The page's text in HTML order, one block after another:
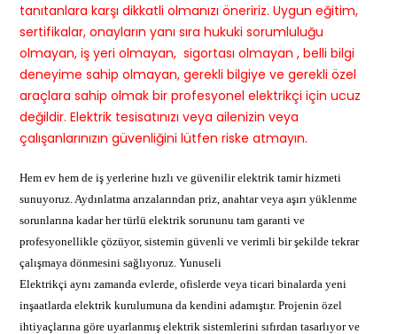
tanıtanlara karşı dikkatli olmanızı öneririz. Uygun eğitim,
sertifikalar, onayların yanı sıra hukuki sorumluluğu
olmayan, iş yeri olmayan, sigortası olmayan , belli bilgi
deneyime sahip olmayan, gerekli bilgiye ve gerekli özel
araçlara sahip olmak bir profesyonel elektrikçi için ucuz
değildir. Elektrik tesisatınızı veya ailenizin veya
çalışanlarınızın güvenliğini lütfen riske atmayın.
Hem ev hem de iş yerlerine hızlı ve güvenilir elektrik tamir hizmeti
sunuyoruz. Aydınlatma arızalarından priz, anahtar veya aşırı yüklenme
sorunlarına kadar her türlü elektrik sorununu tam garanti ve
profesyonellikle çözüyor, sistemin güvenli ve verimli bir şekilde tekrar
çalışmaya dönmesini sağlıyoruz. Yunuseli
Elektrikçi aynı zamanda evlerde, ofislerde veya ticari binalarda yeni
inşaatlarda elektrik kurulumuna da kendini adamıştır. Projenin özel
ihtiyaçlarına göre uyarlanmış elektrik sistemlerini sıfırdan tasarlıyor ve